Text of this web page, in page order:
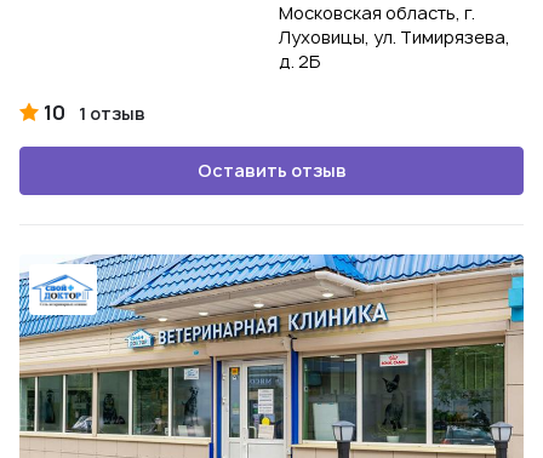
Московская область, г.
Луховицы, ул. Тимирязева,
д. 2Б
10 1 отзыв
Оставить отзыв